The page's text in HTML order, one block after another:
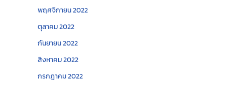
พฤศจิกายน 2022
ตุลาคม 2022
กันยายน 2022
สิงหาคม 2022
กรกฎาคม 2022